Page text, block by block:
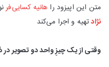
متن این اپیزود را هانیه کسایی‌فر
نژادتهیه و اجرا می‌کند
وقتی از یک چیزِ واحد دو تصویر در